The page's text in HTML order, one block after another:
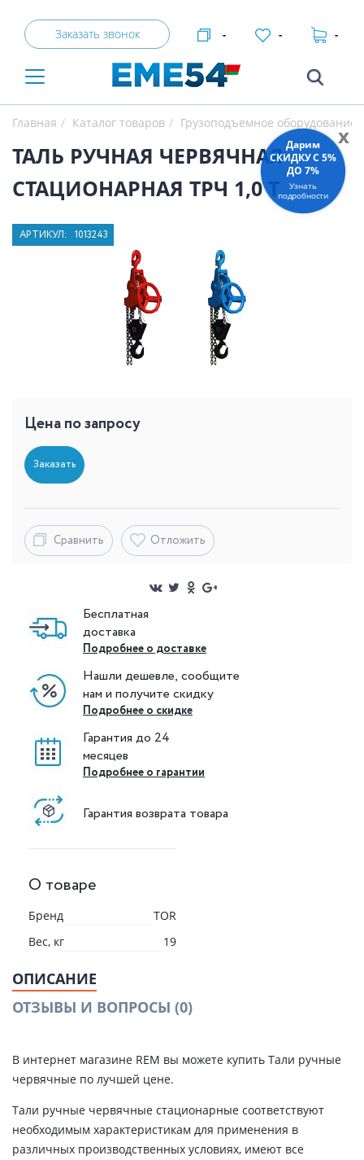
Заказать звонок - - -
Главная Каталог товаров Грузоподъемное оборудование
ТАЛЬ РУЧНАЯ ЧЕРВЯЧНАЯ
СТАЦИОНАРНАЯ ТРЧ 1,0 Т
АРТИКУЛ: 1013243
Цена по запросу
Заказать
Сравнить Отложить
Бесплатная
доставка
Подробнее о доставке
Нашли дешевле, сообщите
нам и получите скидку
Подробнее о скидке
Гарантия до 24
месяцев
Подробнее о гарантии
Гарантия возврата товара
О товаре
Бренд
TOR
Вес, кг
19
ОПИСАНИЕ
ОТЗЫВЫ И ВОПРОСЫ (0)
В интернет магазине REM вы можете купить Тали ручные
червячные по лучшей цене.
Тали ручные червячные стационарные соответствуют
необходимым характеристикам для применения в
различных производственных условиях, имеют все
x
Дарим
СКИДКУ C 5%
ДО 7%
Узнать
подробности